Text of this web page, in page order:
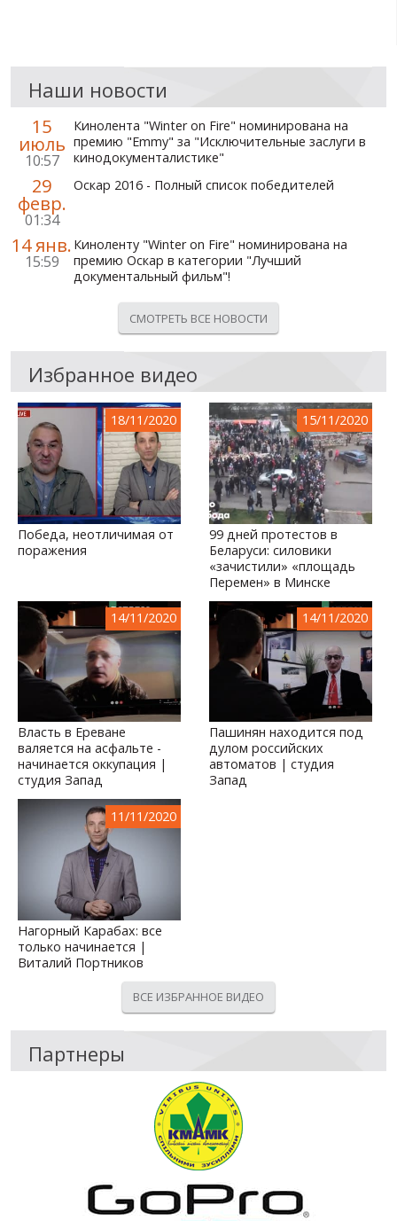
Наши новости
15
июль
10:57
Кинолента "Winter on Fire" номинирована на
премию "Emmy" за "Исключительные заслуги в
кинодокументалистике"
29
февр.
01:34
Оскар 2016 - Полный список победителей
14 янв.
15:59
Киноленту "Winter on Fire" номинирована на
премию Оскар в категории "Лучший
документальный фильм"!
СМОТРЕТЬ ВСЕ НОВОСТИ
Избранное видео
18/11/2020
Победа, неотличимая от
поражения
15/11/2020
99 дней протестов в
Беларуси: силовики
«зачистили» «площадь
Перемен» в Минске
14/11/2020
Власть в Ереване
валяется на асфальте -
начинается оккупация |
студия Запад
14/11/2020
Пашинян находится под
дулом российских
автоматов | студия
Запад
11/11/2020
Нагорный Карабах: все
только начинается |
Виталий Портников
ВСЕ ИЗБРАННОЕ ВИДЕО
Партнеры